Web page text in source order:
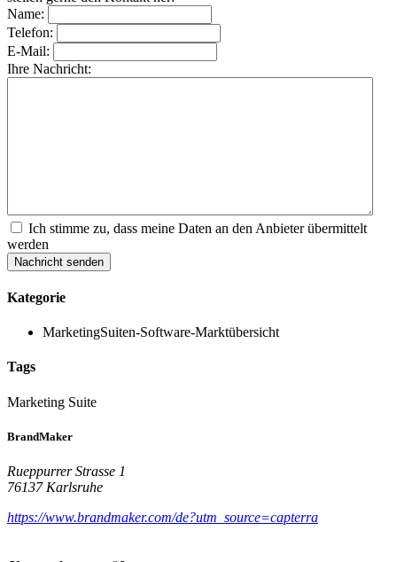
Name:
Telefon:
E-Mail:
Ihre Nachricht:
Ich stimme zu, dass meine Daten an den Anbieter übermittelt
werden
Nachricht senden
Kategorie
MarketingSuiten-Software-Marktübersicht
Tags
Marketing Suite
BrandMaker
Rueppurrer Strasse 1
76137 Karlsruhe
https://www.brandmaker.com/de?utm_source=capterra